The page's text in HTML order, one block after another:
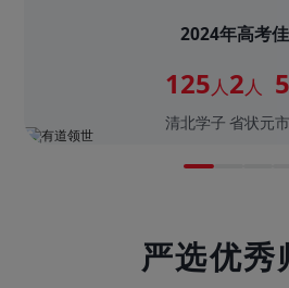
2024年高考
125人
清北学子
2人
省状元
5
严选优秀